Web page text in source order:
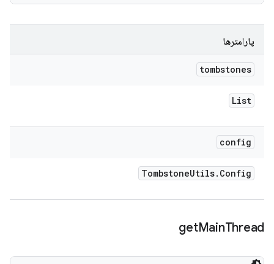
پارامترها
tombstones
List
config
TombstoneUtils. Config
getMainThread